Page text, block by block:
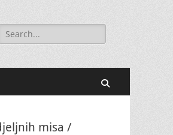
Search
for:
misa /